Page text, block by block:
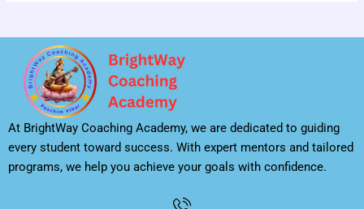
At BrightWay Coaching Academy, we are dedicated to guiding
every student toward success. With expert mentors and tailored
programs, we help you achieve your goals with confidence.